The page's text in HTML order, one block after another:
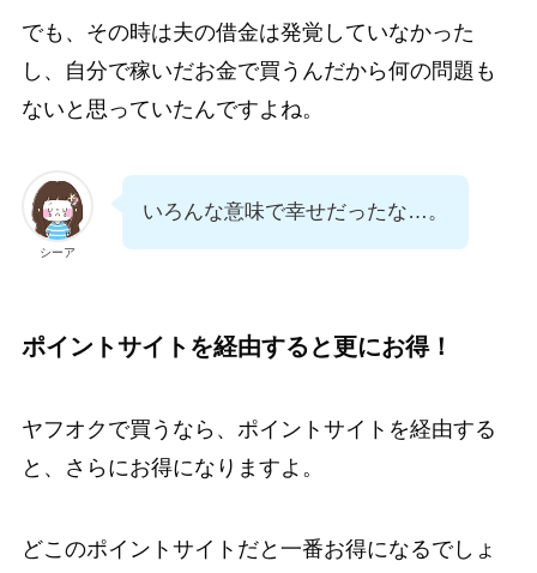
でも、その時は夫の借金は発覚していなかった
し、自分で稼いだお金で買うんだから何の問題も
ないと思っていたんですよね。
シーア
いろんな意味で幸せだったな…。
ポイントサイトを経由すると更にお得！
ヤフオクで買うなら、ポイントサイトを経由する
と、さらにお得になりますよ。
どこのポイントサイトだと一番お得になるでしょ